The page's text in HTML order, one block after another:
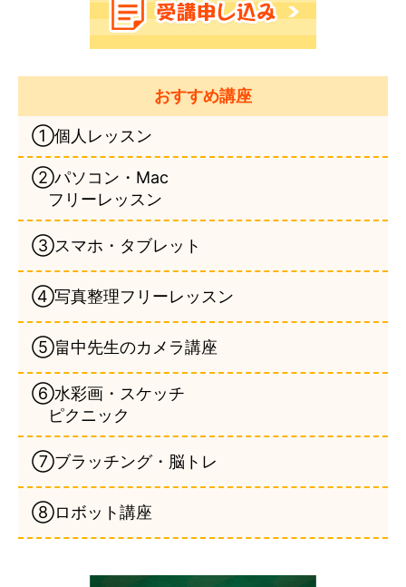
おすすめ講座
①個人レッスン
②パソコン・Mac
フリーレッスン
③スマホ・タブレット
④写真整理フリーレッスン
⑤畠中先生のカメラ講座
⑥水彩画・スケッチ
ピクニック
⑦ブラッチング・脳トレ
⑧ロボット講座